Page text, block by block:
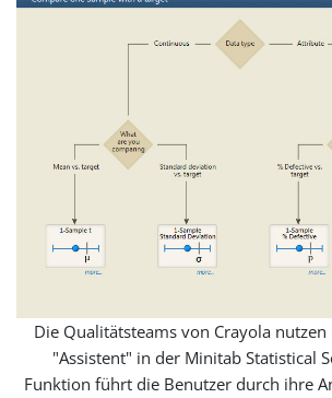
Die Qualitätsteams von Crayola
"Assistent" in der Minitab Statistical
Funktion führt die Benutzer durch ihre